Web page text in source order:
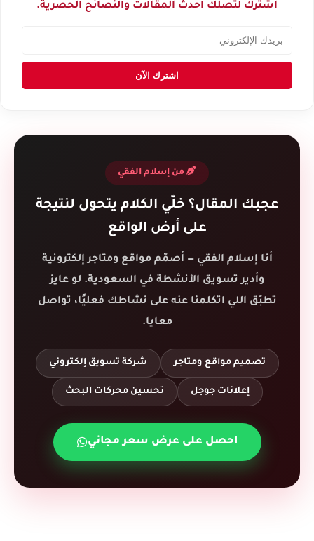
اشترك لتصلك أحدث المقالات والنصائح الحصرية.
اشترك الآن
من إسلام الفقي
عجبك المقال؟ خلّي الكلام يتحول لنتيجة
على أرض الواقع
أنا إسلام الفقي — أصمّم مواقع ومتاجر إلكترونية
وأدير تسويق الأنشطة في السعودية. لو عايز
تطبّق اللي اتكلمنا عنه على نشاطك فعليًا، تواصل
معايا.
تصميم مواقع ومتاجر شركة تسويق إلكتروني
إعلانات جوجل تحسين محركات البحث
احصل على عرض سعر مجاني